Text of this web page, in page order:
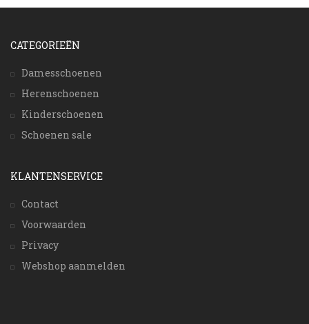
CATEGORIEËN
Damesschoenen
Herenschoenen
Kinderschoenen
Schoenen sale
KLANTENSERVICE
Contact
Voorwaarden
Privacy
Webshop aanmelden